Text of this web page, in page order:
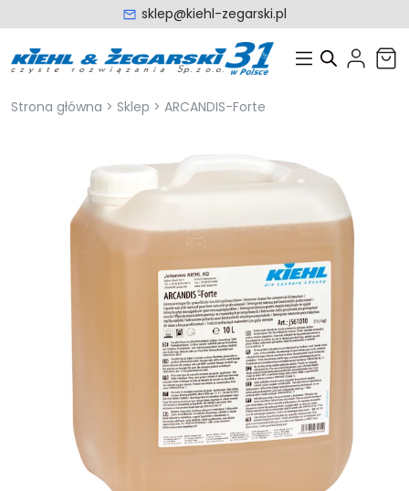
sklep@kiehl-zegarski.pl
Strona główna > Sklep > ARCANDIS-Forte